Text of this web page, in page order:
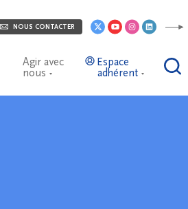
NOUS CONTACTER
Agir avec
nous
Espace
adhérent